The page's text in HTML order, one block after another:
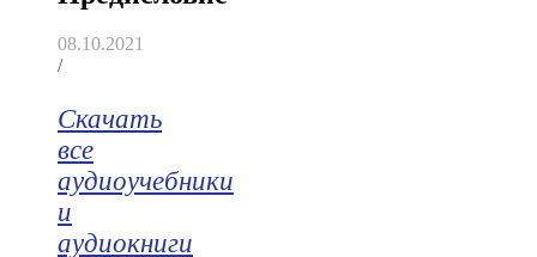
08.10.2021
/
Скачать
все
аудиоучебники
и
аудиокниги